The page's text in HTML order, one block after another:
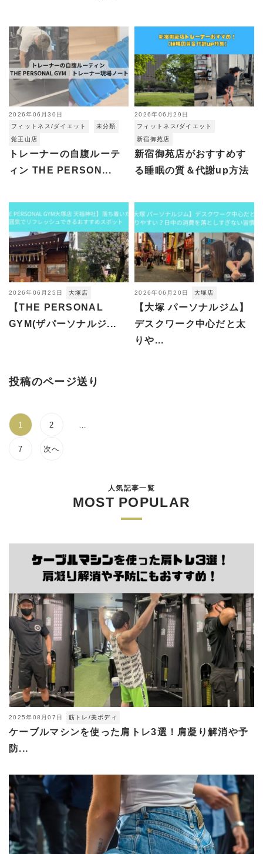
2026年06月30日
フィットネス/ダイエット
未分類
覚王山店
トレーナーの自腹ルーテ
ィン THE PERSON...
2026年06月29日
フィットネス/ダイエット
新宿御苑店
新宿御苑店がおすすめす
る睡眠の質＆代謝up方法
2026年06月25日 大塚店
【THE PERSONAL
GYM(ザパーソナルジ...
2026年06月20日 大塚店
【大塚 パーソナルジム】
デスクワーク中心だと太
りや...
投稿のページ送り
1 2
7 次へ
人気記事一覧
MOST POPULAR
2025年08月07日 筋トレ/美ボディ
ケーブルマシンを使った肩トレ3選！肩凝り解消や予
防...